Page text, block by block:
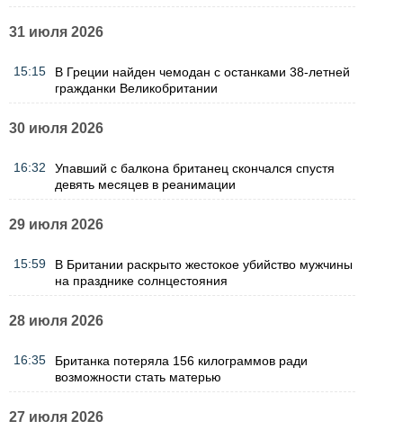
31 июля 2026
15:15
В Греции найден чемодан с останками 38-летней
гражданки Великобритании
30 июля 2026
16:32
Упавший с балкона британец скончался спустя
девять месяцев в реанимации
29 июля 2026
15:59
В Британии раскрыто жестокое убийство мужчины
на празднике солнцестояния
28 июля 2026
16:35
Британка потеряла 156 килограммов ради
возможности стать матерью
27 июля 2026